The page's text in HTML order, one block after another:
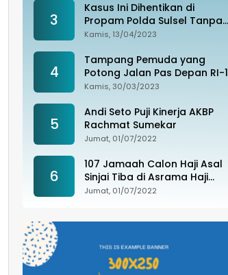
3
Kasus Ini Dihentikan di
Propam Polda Sulsel Tanpa
Kejelasan, Ada Apa?
Kamis, 13/04/2023
4
Tampang Pemuda yang
Potong Jalan Pas Depan RI-1
di Makassar Ditangkap,
Kamis, 30/03/2023
5
Andi Seto Puji Kinerja AKBP
Rachmat Sumekar
Jumat, 01/07/2022
6
107 Jamaah Calon Haji Asal
Sinjai Tiba di Asrama Haji
Sudiang
Jumat, 01/07/2022